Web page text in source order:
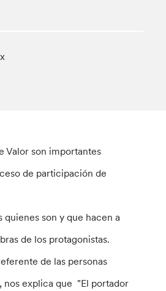
Valor son importantes
de participación de
quienes son y que hacen a
de los protagonistas.
de las personas
nos explica que "El portador